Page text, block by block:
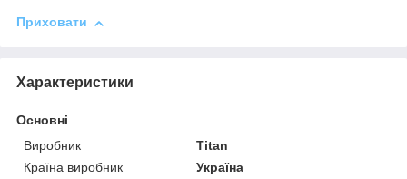
Приховати
Характеристики
Основні
Виробник
Titan
Країна виробник
Україна